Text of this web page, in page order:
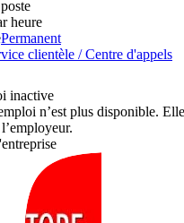
heure
Permanent
clientèle / Centre d'appels
inactive
n’est plus disponible.